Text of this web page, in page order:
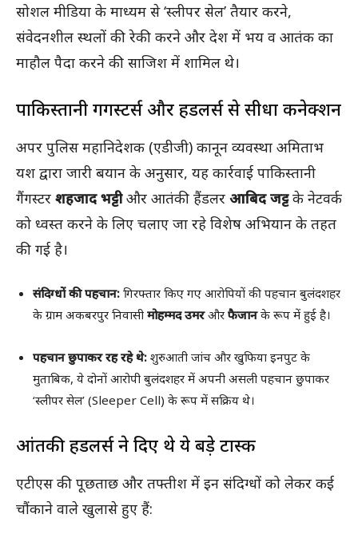
सोशल मीडिया के माध्यम से ‘स्लीपर सेल’ तैयार करने,
संवेदनशील स्थलों की रेकी करने और देश में भय व आतंक का
माहौल पैदा करने की साजिश में शामिल थे।
पाकिस्तानी गैंगस्टर्स और हैंडलर्स से सीधा कनेक्शन
अपर पुलिस महानिदेशक (एडीजी) कानून व्यवस्था अमिताभ
यश द्वारा जारी बयान के अनुसार, यह कार्रवाई पाकिस्तानी
गैंगस्टर शहजाद भट्टीऔर आतंकी हैंडलर आबिद जट्टके नेटवर्क
को ध्वस्त करने के लिए चलाए जा रहे विशेष अभियान के तहत
की गई है।
संदिग्धों की पहचान: गिरफ्तार किए गए आरोपियों की पहचान बुलंदशहर
के ग्राम अकबरपुर निवासी मोहम्मद उमरऔर फैजानके रूप में हुई है।
पहचान छुपाकर रह रहे थे: शुरुआती जांच और खुफिया इनपुट के
मुताबिक, ये दोनों आरोपी बुलंदशहर में अपनी असली पहचान छुपाकर
‘स्लीपर सेल’ (Sleeper Cell) के रूप में सक्रिय थे।
आंतकी हैंडलर्स ने दिए थे ये बड़े टास्क
एटीएस की पूछताछ और तफ्तीश में इन संदिग्धों को लेकर कई
चौंकाने वाले खुलासे हुए हैं: